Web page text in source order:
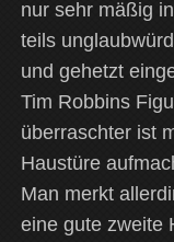
nur sehr mäßig
teils
und gehetzt
Tim Robbins
überraschter ist
Haustüre
Man merkt
eine gute zweite